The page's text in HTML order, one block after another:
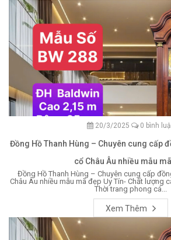
20/3/2025 0 bình
Đồng Hồ Thanh Hùng – Chuyên cung cấp
cổ Châu Âu nhiều mẫu
Đồng Hồ Thanh Hùng – Chuyên cung cấp
Châu Âu nhiều mẫu mã đẹp Uy Tín- Chất lượng
Thời trang phong cá...
Xem Thêm